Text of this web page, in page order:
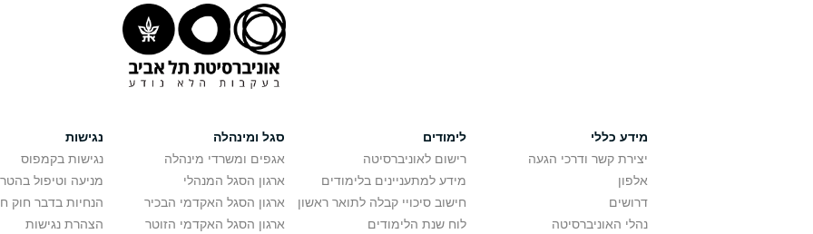
מידע כללי
יצירת קשר ודרכי הגעה
אלפון
דרושים
נהלי האוניברסיטה
לימודים
רישום לאוניברסיטה
מידע למתעניינים בלימודים
חישוב סיכויי קבלה לתואר ראשון
לוח שנת הלימודים
סגל ומינהלה
אגפים ומשרדי מינהלה
ארגון הסגל המנהלי
ארגון הסגל האקדמי הבכיר
ארגון הסגל האקדמי הזוטר
נגישות
נגישות בקמפוס
מניעה וטיפול
הנחיות בדבר חוק
הצהרת נגישות